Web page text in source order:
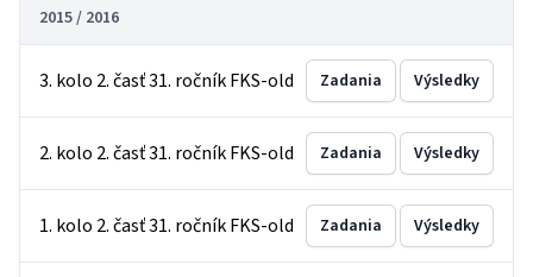
2015 / 2016
3. kolo 2. časť 31. ročník FKS-old Zadania Výsledky
2. kolo 2. časť 31. ročník FKS-old Zadania Výsledky
1. kolo 2. časť 31. ročník FKS-old Zadania Výsledky